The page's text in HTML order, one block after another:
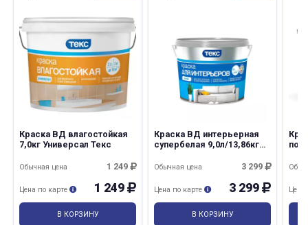
Краска ВД влагостойкая
7,0кг Универсал Текс
1 249
Обычная цена
1 249
Цена по карте
В КОРЗИНУ
Краска ВД интерьерная
супербелая 9,0л/13,86кг
3 299
Обычная цена
3 299
Цена по карте
В КОРЗИНУ
Цена